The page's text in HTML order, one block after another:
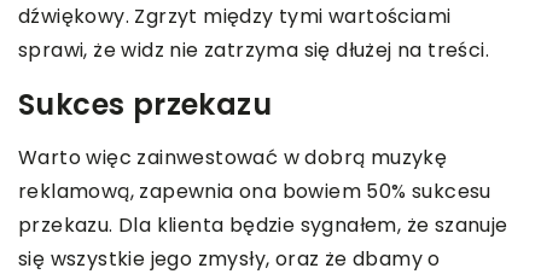
dźwiękowy. Zgrzyt między tymi wartościami
sprawi, że widz nie zatrzyma się dłużej na treści.
Sukces przekazu
Warto więc zainwestować w dobrą muzykę
reklamową, zapewnia ona bowiem 50% sukcesu
przekazu. Dla klienta będzie sygnałem, że szanuje
się wszystkie jego zmysły, oraz że dbamy o